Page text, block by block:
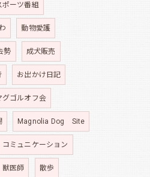
ポーツ番組
動物愛護
勢 成犬販売
お出かけ日記
グゴルオフ会
Magnolia Dog Site
コミュニケーション
獣医師 散歩